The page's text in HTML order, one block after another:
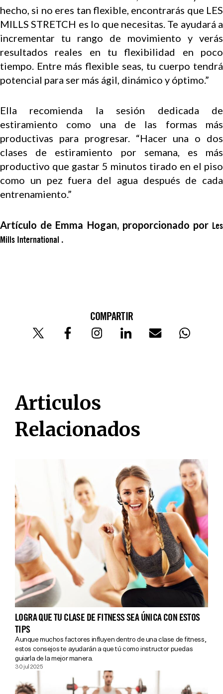
hecho, si no eres tan flexible, encontrarás que LES
MILLS STRETCH es lo que necesitas. Te ayudará a
incrementar tu rango de movimiento y verás
resultados reales en tu flexibilidad en poco
tiempo. Entre más flexible seas, tu cuerpo tendrá
potencial para ser más ágil, dinámico y óptimo.”
Ella recomienda la sesión dedicada de
estiramiento como una de las formas más
productivas para progresar. “Hacer una o dos
clases de estiramiento por semana, es más
productivo que gastar 5 minutos tirado en el piso
como un pez fuera del agua después de cada
entrenamiento.”
Artículo de Emma Hogan, proporcionado por Les
Mills International .
COMPARTIR
Articulos
Relacionados
LOGRA QUE TU CLASE DE FITNESS SEA ÚNICA CON ESTOS
TIPS
Aunque muchos factores influyen dentro de una clase de fitness,
estos consejos te ayudarán a que tú como instructor puedas
guiarla de la mejor manera.
30 jul 2025